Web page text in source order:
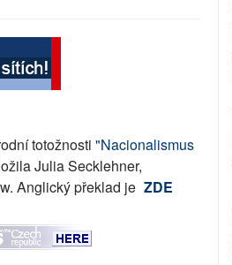
totožnosti "Nacionalismus
Julia Secklehner,
Anglický překlad je ZDE